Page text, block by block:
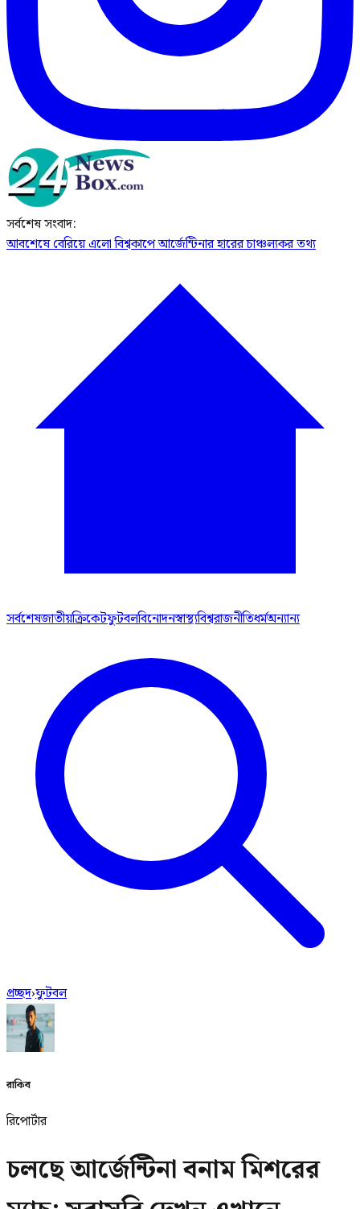
সর্বশেষ সংবাদ:
আবশেষে বেরিয়ে এলো বিশ্বকাপে আর্জেন্টিনার হারের চাঞ্চল্যকর তথ্য
সর্বশেষজাতীয়ক্রিকেটফুটবলবিনোদনস্বাস্থ্যবিশ্বরাজনীতিধর্মঅন্যান্য
প্রচ্ছদ›ফুটবল
রাকিব
রিপোর্টার
চলছে আর্জেন্টিনা বনাম মিশরের